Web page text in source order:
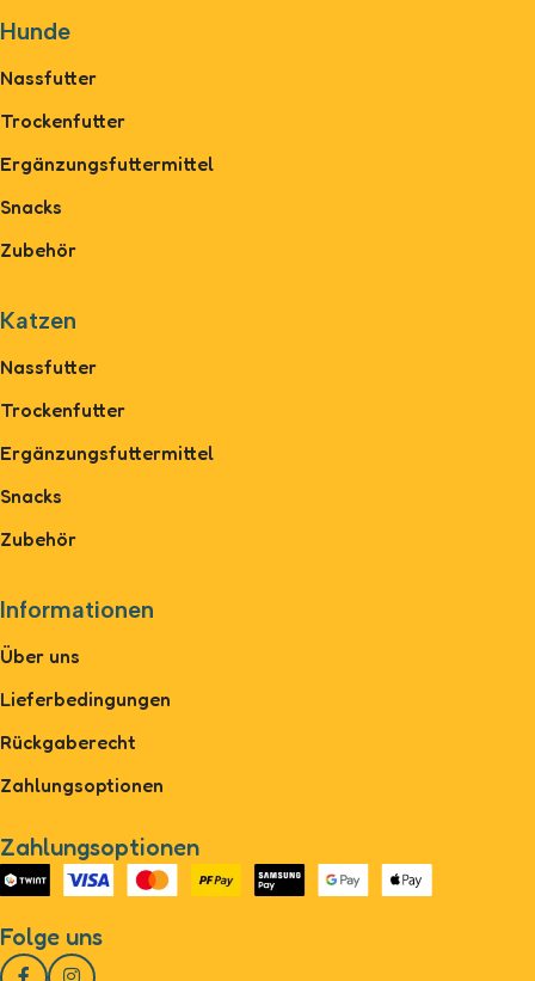
Hunde
Nassfutter
Trockenfutter
Ergänzungsfuttermittel
Snacks
Zubehör
Katzen
Nassfutter
Trockenfutter
Ergänzungsfuttermittel
Snacks
Zubehör
Informationen
Über uns
Lieferbedingungen
Rückgaberecht
Zahlungsoptionen
Zahlungsoptionen
Folge uns